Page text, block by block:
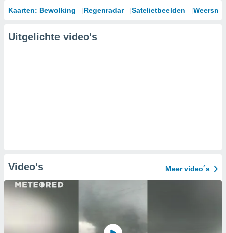
Kaarten: Bewolking Regenradar Satelietbeelden
Uitgelichte video's
Video's Meer video´s